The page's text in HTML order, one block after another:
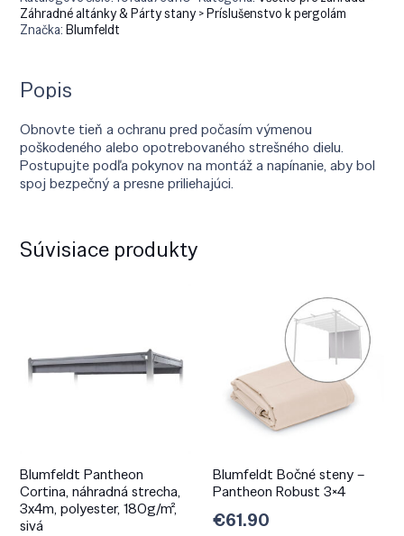
Záhradné altánky & Párty stany > Príslušenstvo k pergolám
Značka:Blumfeldt
Popis
Obnovte tieň a ochranu pred počasím výmenou
poškodeného alebo opotrebovaného strešného dielu.
Postupujte podľa pokynov na montáž a napínanie, aby bol
spoj bezpečný a presne priliehajúci.
Súvisiace produkty
Blumfeldt Pantheon
Cortina, náhradná strecha,
3x4m, polyester, 180g/m²,
sivá
Blumfeldt Bočné steny –
Pantheon Robust 3×4
€61.90